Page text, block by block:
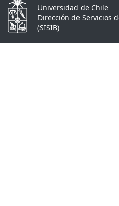
Universidad de Chile
Dirección de Servicios
(SISIB)